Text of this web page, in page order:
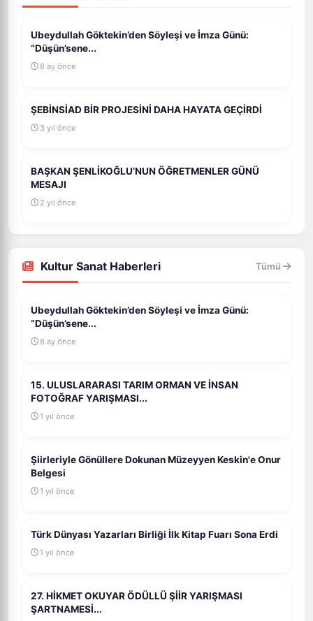
Ubeydullah Göktekin’den Söyleşi ve İmza Günü:
“Düşün’sene...
8 ay önce
ŞEBİNSİAD BİR PROJESİNİ DAHA HAYATA GEÇİRDİ
3 yıl önce
BAŞKAN ŞENLİKOĞLU’NUN ÖĞRETMENLER GÜNÜ
MESAJI
2 yıl önce
Kultur Sanat Haberleri Tümü
Ubeydullah Göktekin’den Söyleşi ve İmza Günü:
“Düşün’sene...
8 ay önce
15. ULUSLARARASI TARIM ORMAN VE İNSAN
FOTOĞRAF YARIŞMASI...
1 yıl önce
Şiirleriyle Gönüllere Dokunan Müzeyyen Keskin'e Onur
Belgesi
1 yıl önce
Türk Dünyası Yazarları Birliği İlk Kitap Fuarı Sona Erdi
1 yıl önce
27. HİKMET OKUYAR ÖDÜLLÜ ŞİİR YARIŞMASI
ŞARTNAMESİ...